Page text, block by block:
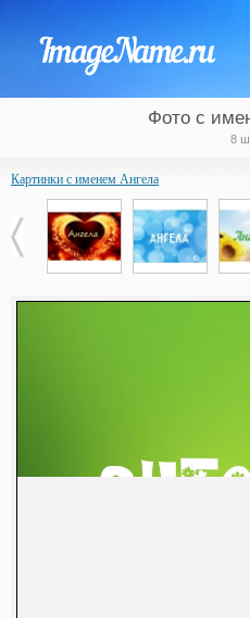
Фото с
8
Картинки с именем Ангела